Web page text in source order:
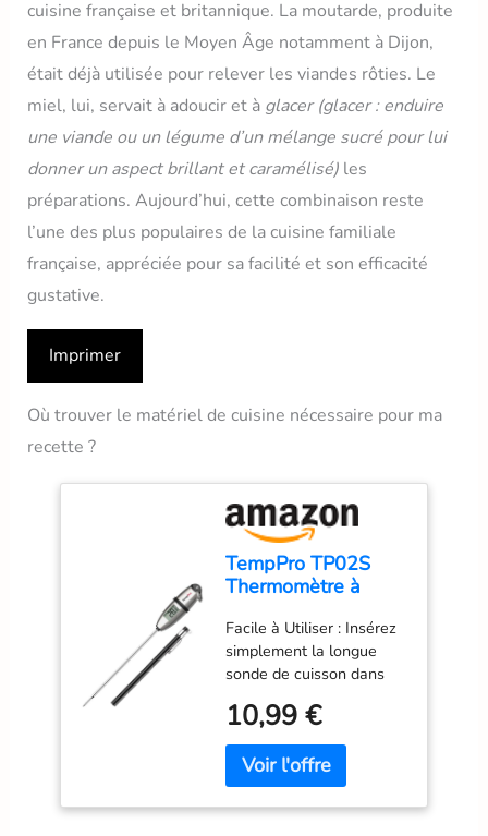
cuisine française et britannique. La moutarde, produite
en France depuis le Moyen Âge notamment à Dijon,
était déjà utilisée pour relever les viandes rôties. Le
miel, lui, servait à adoucir et à glacer (glacer : enduire
une viande ou un légume d’un mélange sucré pour lui
donner un aspect brillant et caramélisé)les
préparations. Aujourd’hui, cette combinaison reste
l’une des plus populaires de la cuisine familiale
française, appréciée pour sa facilité et son efficacité
gustative.
Imprimer
Où trouver le matériel de cuisine nécessaire pour ma
recette ?
TempPro TP02S
Thermomètre à
à lecture
instantanée 3s
Facile à Utiliser : Insérez
simplement la longue
sonde de cuisson dans
et obtenez une lecture
précise de la température
à chaque fois ; le
thermometre cuisine est
idéal pour les grillades,
10,99 €